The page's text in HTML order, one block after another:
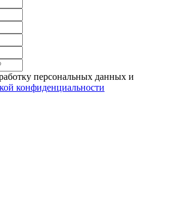
персональных данных и
конфиденциальности